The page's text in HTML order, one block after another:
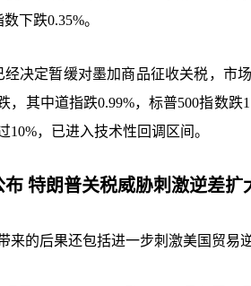
下跌0.35%。
经决定暂缓对墨加商品征收关税，市
，其中道指跌0.99%，标普500指数
10%，已进入技术性回调区间。
特朗普关税威胁刺激逆差扩
来的后果还包括进一步刺激美国贸易